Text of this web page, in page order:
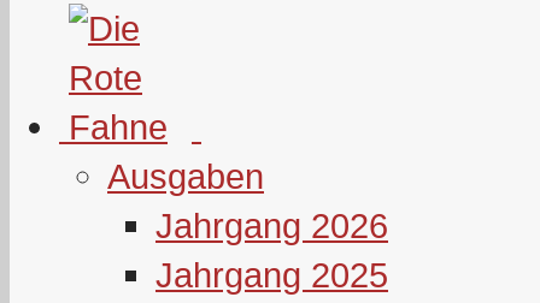
Ausgaben
Jahrgang 2026
Jahrgang 2025